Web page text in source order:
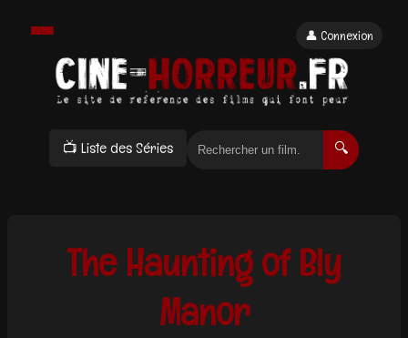
📺 Liste des Séries 🔍
👤 Connexion
The Haunting of Bly
Manor